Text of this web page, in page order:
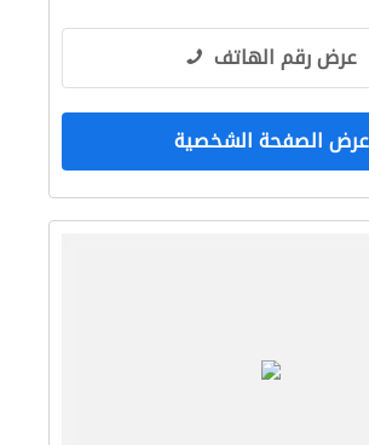
عرض رقم الهاتف
عرض الصفحة الشخصية